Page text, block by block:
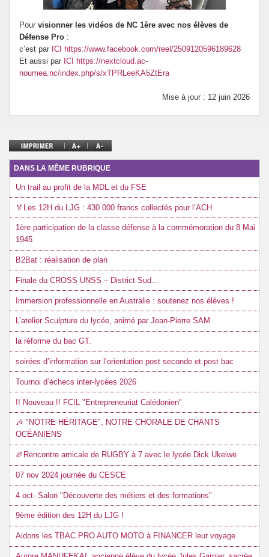
Pour visionner les vidéos de NC 1ère avec nos élèves de
Défense Pro :
c’est par ICI
https://www.facebook.com/reel/2509120596189628
Et aussi par ICI
https://nextcloud.ac-
noumea.nc/index.php/s/xTPRLeeKA5ZtEra
Mise à jour : 12 juin 2026
DANS LA MÊME RUBRIQUE
Un trail au profit de la MDL et du FSE
🏅Les 12H du LJG : 430 000 francs collectés pour l’ACH
1ère participation de la classe défense à la commémoration du 8 Mai
1945
B2Bat : réalisation de plan
Finale du CROSS UNSS – District Sud...
Immersion professionnelle en Australie : soutenez nos élèves !
L’atelier Sculpture du lycée, animé par Jean-Pierre SAM
la réforme du bac GT.
soirées d’information sur l’orientation post seconde et post bac
Tournoi d’échecs inter-lycées 2026
!! Nouveau !! FCIL "Entrepreneuriat Calédonien"
🎶 "NOTRE HÉRITAGE", NOTRE CHORALE DE CHANTS
OCÉANIENS
🏉Rencontre amicale de RUGBY à 7 avec le lycée Dick Ukeiwë
07 nov 2024 journée du CESCE
4 oct- Salon "Découverte des métiers et des formations"
9ème édition des 12H du LJG !
Aidons les TBAC PRO AUTO MOTO à FINANCER leur voyage